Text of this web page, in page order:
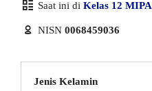
Saat ini di Kelas 12 MIPA
NISN 0068459036
Jenis Kelamin